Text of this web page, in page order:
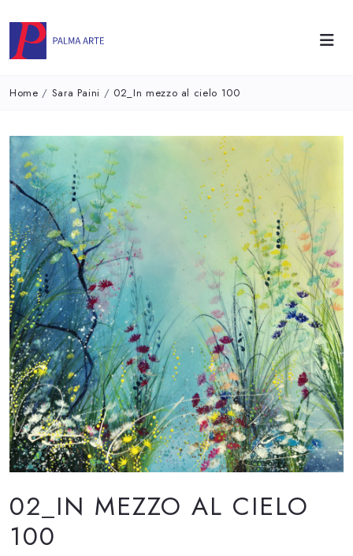
Home / Sara Paini / 02_In mezzo al cielo 100
02_IN MEZZO AL CIELO
100